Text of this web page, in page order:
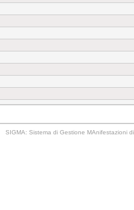
SIGMA: Sistema di Gestione MAnifestazioni